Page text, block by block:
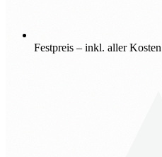
Festpreis – inkl. aller Kosten